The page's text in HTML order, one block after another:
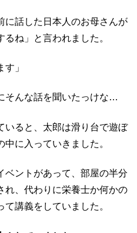
に話した日本人のお母さんが
ね」と言われました。
」
そんな話を聞いたっけな…
いると、太郎は滑り台で遊ぼ
に入っていきました。
ベントがあって、部屋の半分
れ、代わりに栄養士か何かの
講義をしていました。